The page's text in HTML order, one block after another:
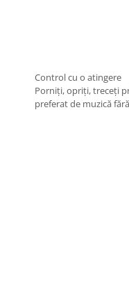
Control cu o atingere
Porniți, opriți, treceți
preferat de muzică